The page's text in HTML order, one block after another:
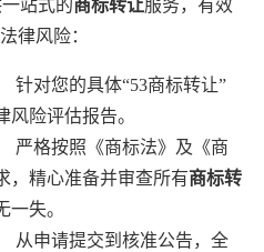
站式的商标转让服务，有效
律风险：
针对您的具体“53商标转让”
风险评估报告。
严格按照《商标法》及《商
，精心准备并审查所有商标转
一失。
从申请提交到核准公告，全